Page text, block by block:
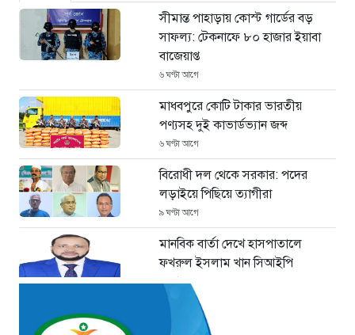
সীমান্ত পাহাড়ায় কোস্ট গার্ডের বড়
সাফল্য: টেকনাফে ৮০ হাজার ইয়াবা
বাজেয়াপ্ত
৬ ঘণ্টা আগে
মাধবপুরে কোটি টাকার ভারতীয়
পণ্যসহ দুই কাভার্ডভ্যান জব্দ
৬ ঘণ্টা আগে
বিরোধী দল থেকে সরকার: পদের
লড়াইয়ে পিছিয়ে ত্যাগীরা
৯ ঘণ্টা আগে
মানবিক বার্তা দেখে হাসপাতালে
ফখরুল ইসলাম খান সিআইপি
১১ ঘণ্টা আগে
ছাগলনাইয়ায় চিহ্নিত ডাকাত ‘গুন্ডা
রনি’ গ্রেপ্তার